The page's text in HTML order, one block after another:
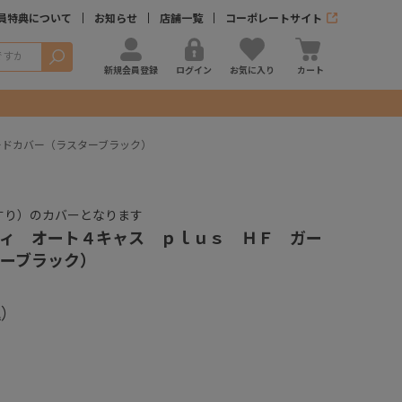
特典について お知らせ 店舗一覧 コーポレートサイト
検索
新規会員登録 ログイン お気に入り カート
バー（ラスターブラック）
）のカバーとなります
ィ オート４キャス ｐｌｕｓ ＨＦ ガー
ブラック）